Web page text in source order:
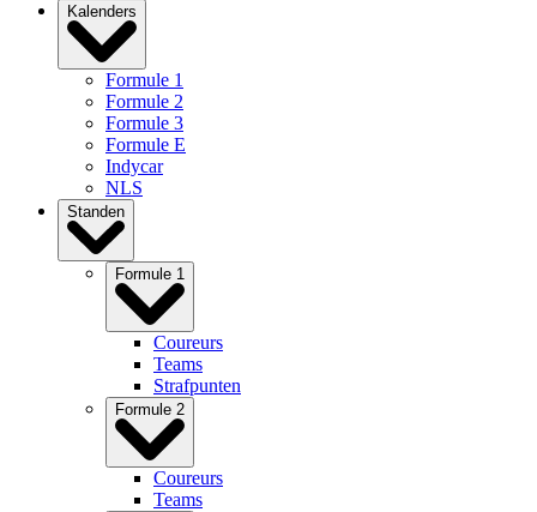
Kalenders
Formule 1
Formule 2
Formule 3
Formule E
Indycar
NLS
Standen
Formule 1
Coureurs
Teams
Strafpunten
Formule 2
Coureurs
Teams